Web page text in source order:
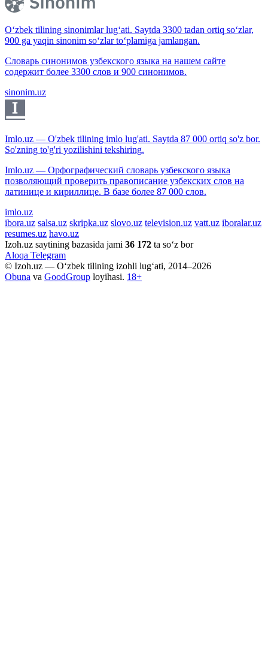
O‘zbek tilining sinonimlar lug‘ati. Saytda 3300 tadan ortiq so‘zlar,
900 ga yaqin sinonim so‘zlar to‘plamiga jamlangan.
Словарь синонимов узбекского языка на нашем сайте
содержит более 3300 слов и 900 синонимов.
sinonim.uz
Imlo.uz — O'zbek tilining imlo lug'ati. Saytda 87 000 ortiq so'z bor.
So'zning to'g'ri yozilishini tekshiring.
Imlo.uz — Орфографический словарь узбекского языка
позволяющий проверить правописание узбекских слов на
латинице и кириллице. В базе более 87 000 слов.
imlo.uz
ibora.uz salsa.uz skripka.uz slovo.uz television.uz vatt.uz iboralar.uz
resumes.uz havo.uz
Izoh.uz saytining bazasida jami 36 172 ta so‘z bor
Aloqa Telegram
© Izoh.uz — O‘zbek tilining izohli lug‘ati, 2014–2026
Obuna va GoodGroup loyihasi. 18+